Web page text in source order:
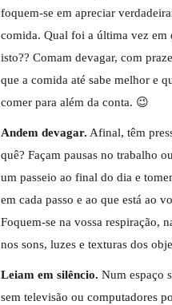
foquem-se em apreciar
comida. Qual foi a última vez em
isto?? Comam devagar, com
que a comida até sabe melhor e
comer para além da conta. 😉
Andem devagar. Afinal, têm
quê? Façam pausas no trabalho
um passeio ao final do dia e
em cada passo e ao que está ao
Foquem-se na vossa respiração,
nos sons, luzes e texturas dos
Leiam em silêncio. Num espaço
sem televisão ou computadores